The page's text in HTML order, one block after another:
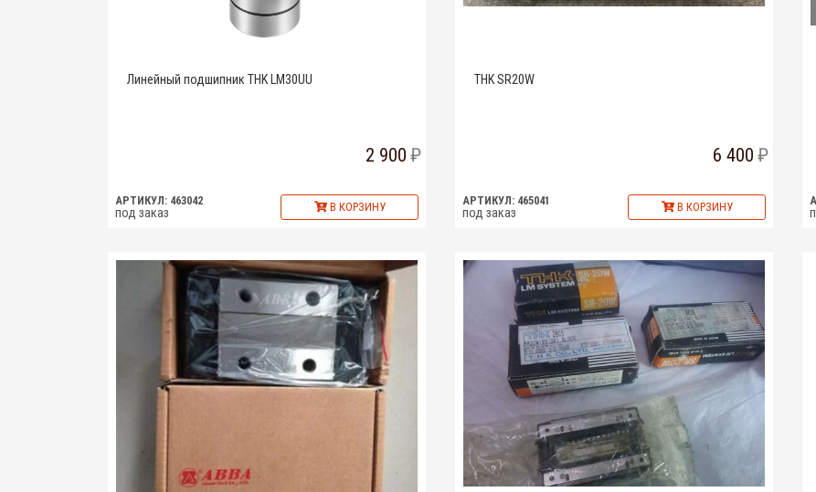
Линейный подшипник THK LM30UU
2 900
АРТИКУЛ: 463042
под заказ В КОРЗИНУ
THK SR20W
6 400
АРТИКУЛ: 465041
под заказ В КОРЗИНУ